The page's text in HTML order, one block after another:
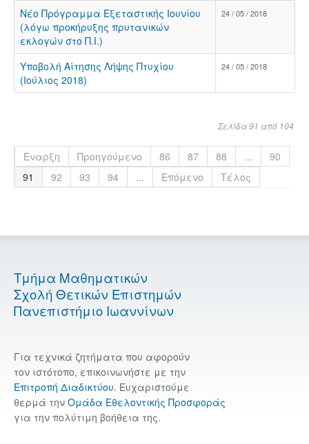
Νέο Πρόγραμμα Εξεταστικής Ιουνίου
(λόγω προκήρυξης πρυτανικών
εκλογών στο Π.Ι.)
24 / 05 / 2018
Υποβολή Αίτησης Λήψης Πτυχίου
(Ιούλιος 2018)
24 / 05 / 2018
Σελίδα 91 από 104
Έναρξη Προηγούμενο 86 87 88 ...
90
91
92 93 94 ... Επόμενο Τέλος
Τμήμα Μαθηματικών
Σχολή Θετικών Επιστημών
Πανεπιστήμιο Ιωαννίνων
Για τεχνικά ζητήματα που αφορούν
τον ιστότοπο, επικοινωνήστε με την
Επιτροπή Διαδικτύου. Ευχαριστούμε
θερμά την Ομάδα Εθελοντικής Προσφοράς
για την πολύτιμη βοήθεια της.